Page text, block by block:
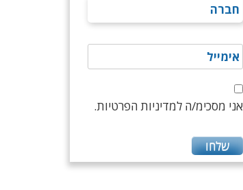
אני מסכימ/ה למדיניות הפרטיות.